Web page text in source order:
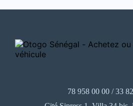
78 958 00 00 / 33